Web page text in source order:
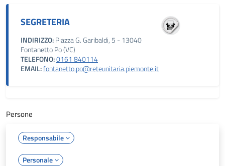
SEGRETERIA
INDIRIZZO:Piazza G. Garibaldi, 5 - 13040
Fontanetto Po (VC)
TELEFONO:0161 840114
EMAIL:fontanetto.po@reteunitaria.piemonte.it
Persone
Responsabile
Personale